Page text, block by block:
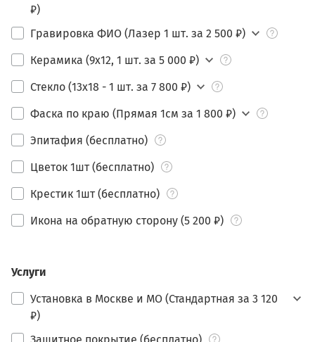
₽)
Гравировка ФИО (Лазер 1 шт. за 2 500 ₽)
Керамика (9х12, 1 шт. за 5 000 ₽)
Стекло (13х18 - 1 шт. за 7 800 ₽)
Фаска по краю (Прямая 1см за 1 800 ₽)
Эпитафия (бесплатно)
Цветок 1шт (бесплатно)
Крестик 1шт (бесплатно)
Икона на обратную сторону (5 200 ₽)
Услуги
Установка в Москве и МО (Стандартная за 3 120
₽)